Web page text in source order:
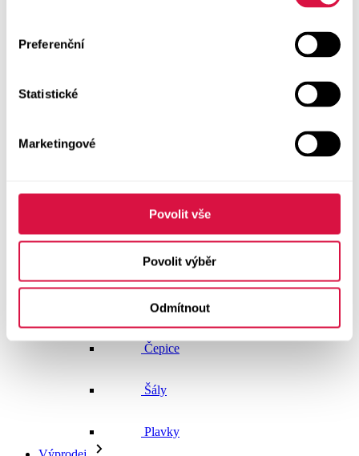
Preferenční
Statistické
Marketingové
Povolit vše
Povolit výběr
Odmítnout
Pásky
Peněženky
Tašky
Vše v kategorii Výprodej